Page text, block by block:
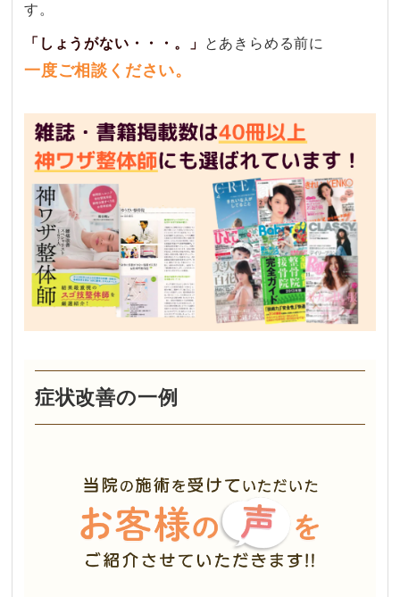
す。
「しょうがない・・・。」 とあきらめる前に
一度ご相談ください。
症状改善の一例